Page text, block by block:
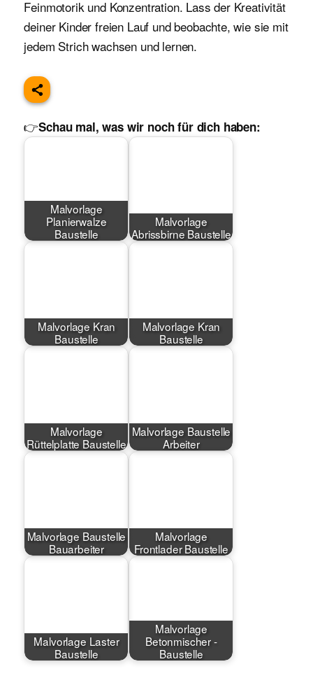
Feinmotorik und Konzentration. Lass der Kreativität
deiner Kinder freien Lauf und beobachte, wie sie mit
jedem Strich wachsen und lernen.
👉Schau mal, was wir noch für dich haben:
Malvorlage
Planierwalze
Baustelle
Malvorlage
Abrissbirne Baustelle
Malvorlage Kran
Baustelle
Malvorlage Kran
Baustelle
Malvorlage
Rüttelplatte Baustelle
Malvorlage Baustelle
Arbeiter
Malvorlage Baustelle
Bauarbeiter
Malvorlage
Frontlader Baustelle
Malvorlage Laster
Baustelle
Malvorlage
Betonmischer -
Baustelle